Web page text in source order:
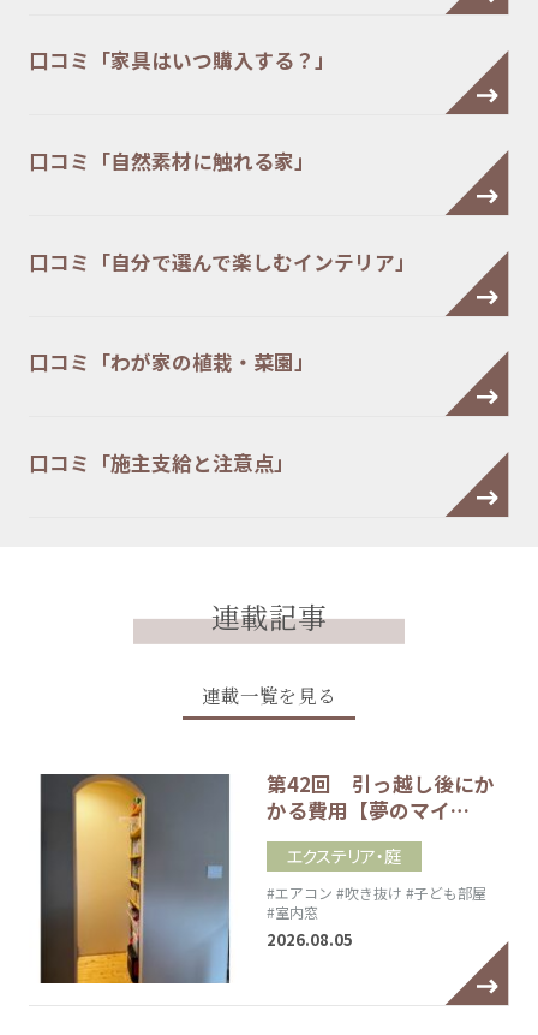
口コミ「家具はいつ購入する？」
口コミ「自然素材に触れる家」
口コミ「自分で選んで楽しむインテリア」
口コミ「わが家の植栽・菜園」
口コミ「施主支給と注意点」
連載記事
連載一覧を見る
第42回 引っ越し後にか
かる費用【夢のマイ…
エクステリア・庭
#エアコン #吹き抜け #子ども部屋
#室内窓
2026.08.05